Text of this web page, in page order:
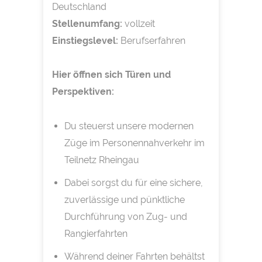
Deutschland
Stellenumfang: vollzeit
Einstiegslevel: Berufserfahren
Hier öffnen sich Türen und
Perspektiven:
Du steuerst unsere modernen
Züge im Personennahverkehr im
Teilnetz Rheingau
Dabei sorgst du für eine sichere,
zuverlässige und pünktliche
Durchführung von Zug- und
Rangierfahrten
Während deiner Fahrten behältst